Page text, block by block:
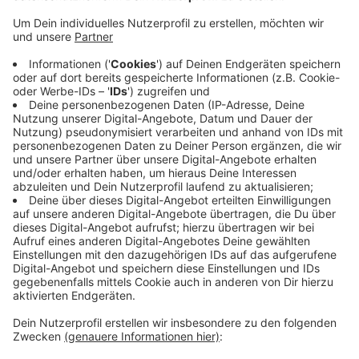
den Verdächtigen.
Anzeige
Mit zwei Komplizen aus Mettmann und Wuppertal soll
er fünf Mal in Restaurants einer Gastrokette
eingebrochen sein. Bei den Durchsuchungen heute
Morgen stellten die Ermittler Beweismaterial sicher.
Die drei Verdächtigen sollen noch heute vor den
Haftrichter.
Anzeige